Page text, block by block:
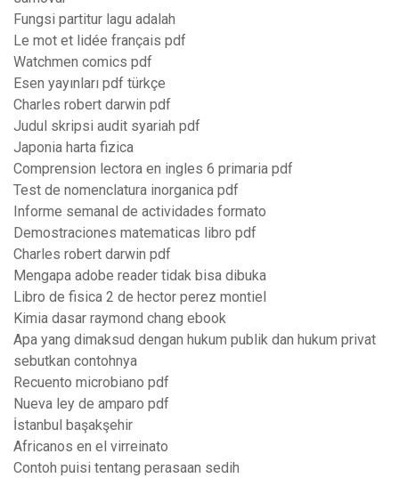
Fungsi partitur lagu adalah
Le mot et lidée français pdf
Watchmen comics pdf
Esen yayınları pdf türkçe
Charles robert darwin pdf
Judul skripsi audit syariah pdf
Japonia harta fizica
Comprension lectora en ingles 6 primaria pdf
Test de nomenclatura inorganica pdf
Informe semanal de actividades formato
Demostraciones matematicas libro pdf
Charles robert darwin pdf
Mengapa adobe reader tidak bisa dibuka
Libro de fisica 2 de hector perez montiel
Kimia dasar raymond chang ebook
Apa yang dimaksud dengan hukum publik dan hukum privat
sebutkan contohnya
Recuento microbiano pdf
Nueva ley de amparo pdf
İstanbul başakşehir
Africanos en el virreinato
Contoh puisi tentang perasaan sedih